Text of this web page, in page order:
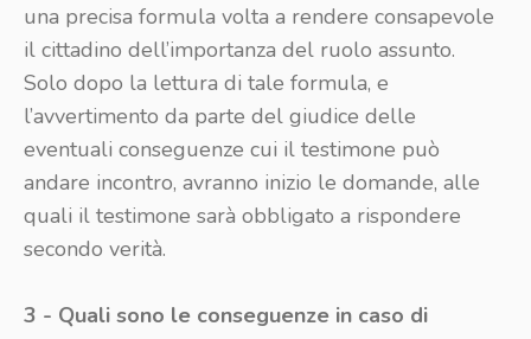
una precisa formula volta a rendere consapevole
il cittadino dell’importanza del ruolo assunto.
Solo dopo la lettura di tale formula, e
l’avvertimento da parte del giudice delle
eventuali conseguenze cui il testimone può
andare incontro, avranno inizio le domande, alle
quali il testimone sarà obbligato a rispondere
secondo verità.
3 - Quali sono le conseguenze in caso di